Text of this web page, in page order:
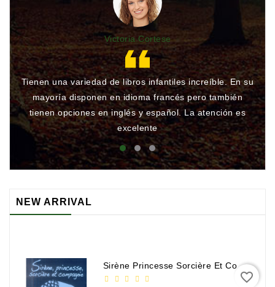
Victoria Cortese
Tienen una variedad de libros infantiles increíble. En su
mayoría disponen en idioma francés pero también
tienen opciones en inglés y español. La atención es
excelente
NEW ARRIVAL
Sirène Princesse Sorcière Et Compagnie
favorite_border